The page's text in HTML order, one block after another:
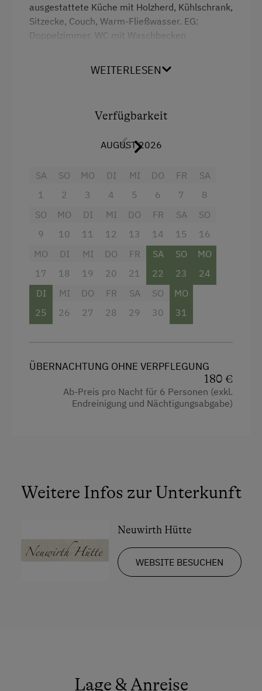
Familienfreundliche Unterkünfte
Hund erlaubt
ausgestattete Küche mit Holzherd, Kühlschrank,
Sitzecke, Couch, Warm-Fließwasser. EG:
Doppelzimmer. WC mit Waschbecken
Warmfließwasser (Gastherme).
Doppelbett (Kingsize)
WEITERLESEN
Verfügbarkeit
AUGUST 2026
SA
1
SO
2
MO
3
DI
4
MI
5
DO
6
FR
7
SA
8
SO
9
MO
10
DI
11
MI
12
DO
13
FR
14
SA
15
SO
16
MO
17
DI
18
MI
19
DO
20
FR
21
SA
22
SO
23
MO
24
DI
25
MI
26
DO
27
FR
28
SA
29
SO
30
MO
31
ÜBERNACHTUNG OHNE VERPFLEGUNG
180 €
Ab-Preis pro Nacht für 6 Personen (exkl.
Endreinigung und Nächtigungsabgabe)
Weitere Infos zur Unterkunft
Neuwirth Hütte
WEBSITE BESUCHEN
Lage & Anreise